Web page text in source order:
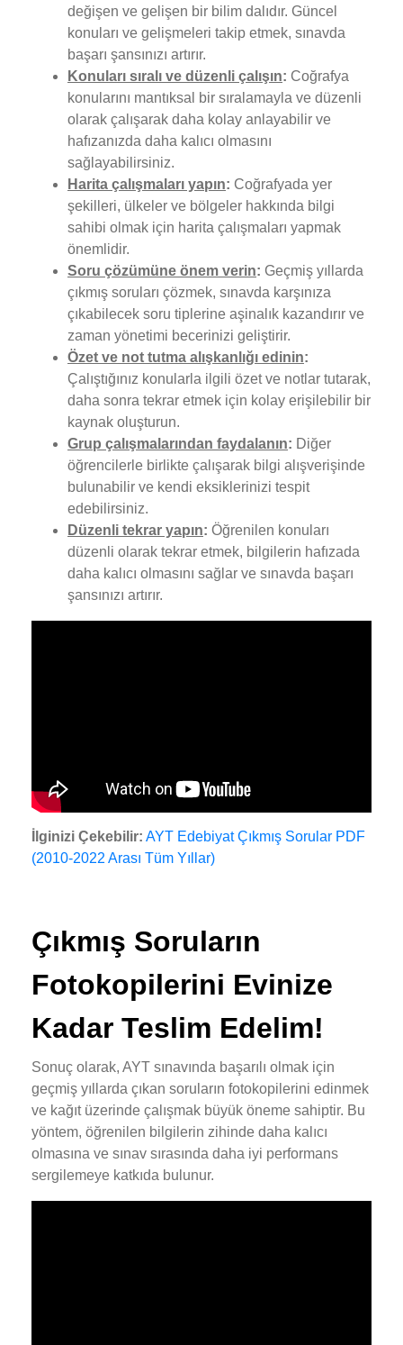
değişen ve gelişen bir bilim dalıdır. Güncel
konuları ve gelişmeleri takip etmek, sınavda
başarı şansınızı artırır.
Konuları sıralı ve düzenli çalışın: Coğrafya
konularını mantıksal bir sıralamayla ve düzenli
olarak çalışarak daha kolay anlayabilir ve
hafızanızda daha kalıcı olmasını
sağlayabilirsiniz.
Harita çalışmaları yapın: Coğrafyada yer
şekilleri, ülkeler ve bölgeler hakkında bilgi
sahibi olmak için harita çalışmaları yapmak
önemlidir.
Soru çözümüne önem verin: Geçmiş yıllarda
çıkmış soruları çözmek, sınavda karşınıza
çıkabilecek soru tiplerine aşinalık kazandırır ve
zaman yönetimi becerinizi geliştirir.
Özet ve not tutma alışkanlığı edinin:
Çalıştığınız konularla ilgili özet ve notlar tutarak,
daha sonra tekrar etmek için kolay erişilebilir bir
kaynak oluşturun.
Grup çalışmalarından faydalanın: Diğer
öğrencilerle birlikte çalışarak bilgi alışverişinde
bulunabilir ve kendi eksiklerinizi tespit
edebilirsiniz.
Düzenli tekrar yapın: Öğrenilen konuları
düzenli olarak tekrar etmek, bilgilerin hafızada
daha kalıcı olmasını sağlar ve sınavda başarı
şansınızı artırır.
İlginizi Çekebilir: AYT Edebiyat Çıkmış Sorular PDF
(2010-2022 Arası Tüm Yıllar)
Çıkmış Soruların
Fotokopilerini Evinize
Kadar Teslim Edelim!
Sonuç olarak, AYT sınavında başarılı olmak için
geçmiş yıllarda çıkan soruların fotokopilerini edinmek
ve kağıt üzerinde çalışmak büyük öneme sahiptir. Bu
yöntem, öğrenilen bilgilerin zihinde daha kalıcı
olmasına ve sınav sırasında daha iyi performans
sergilemeye katkıda bulunur.